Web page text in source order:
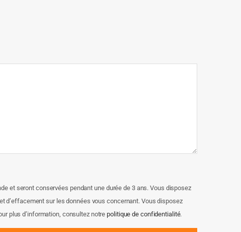
et seront conservées pendant une durée de 3 ans. Vous disposez
d’effacement sur les données vous concernant. Vous disposez
plus d’information, consultez notre politique de confidentialité.